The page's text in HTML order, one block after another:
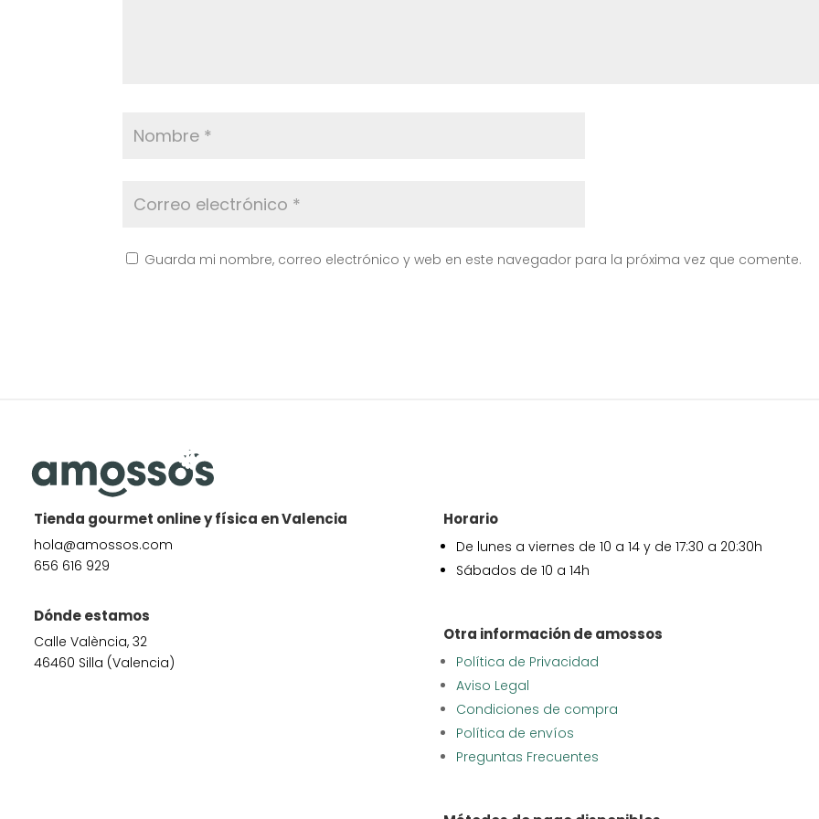
Guarda mi nombre, correo electrónico y web en este navegador para la próxima vez que comente.
Tienda gourmet online y física en Valencia
hola@amossos.com
656 616 929
Dónde estamos
Calle València, 32
46460 Silla (Valencia)
Horario
De lunes a viernes de 10 a 14 y de 17:30 a 20:30h
Sábados de 10 a 14h
Otra información de amossos
Política de Privacidad
Aviso Legal
Condiciones de compra
Política de envíos
Preguntas Frecuentes